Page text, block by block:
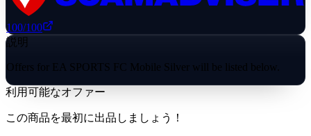
100/100
説明
Offers for EA SPORTS FC Mobile Silver will be listed below.
利用可能なオファー
この商品を最初に出品しましょう！